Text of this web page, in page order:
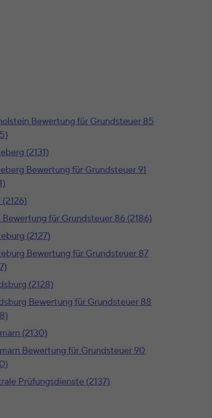
Bewertung für Grundsteuer 85
(2131)
Bewertung für Grundsteuer 91
(2126)
Bewertung für Grundsteuer 86 (2186)
(2127)
Bewertung für Grundsteuer 87
(2128)
Bewertung für Grundsteuer 88
(2130)
Bewertung für Grundsteuer 90
Prüfungsdienste (2137)